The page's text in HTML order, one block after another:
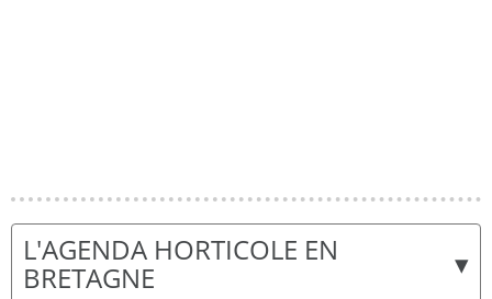
▾
L'AGENDA HORTICOLE EN
BRETAGNE